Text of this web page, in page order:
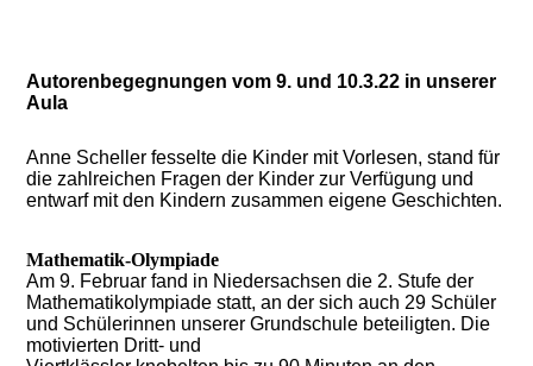
Autorenbegegnungen vom 9. und 10.3.22 in unserer
Aula
Anne Scheller fesselte die Kinder mit Vorlesen, stand für
die zahlreichen Fragen der Kinder zur Verfügung und
entwarf mit den Kindern zusammen eigene Geschichten.
Mathematik-Olympiade
Am 9. Februar fand in Niedersachsen die 2. Stufe der
Mathematikolympiade statt, an der sich auch 29 Schüler
und Schülerinnen unserer Grundschule beteiligten. Die
motivierten Dritt- und